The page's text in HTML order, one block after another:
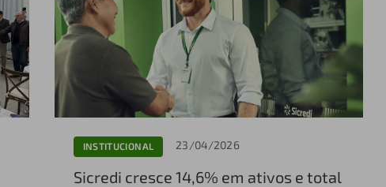
INSTITUCIONAL 23/04/2026
Sicredi cresce 14,6% em ativos e total